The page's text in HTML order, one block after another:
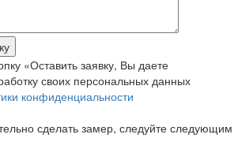
«Оставить заявку, Вы даете
своих персональных данных
конфиденциальности
сделать замер, следуйте следующим